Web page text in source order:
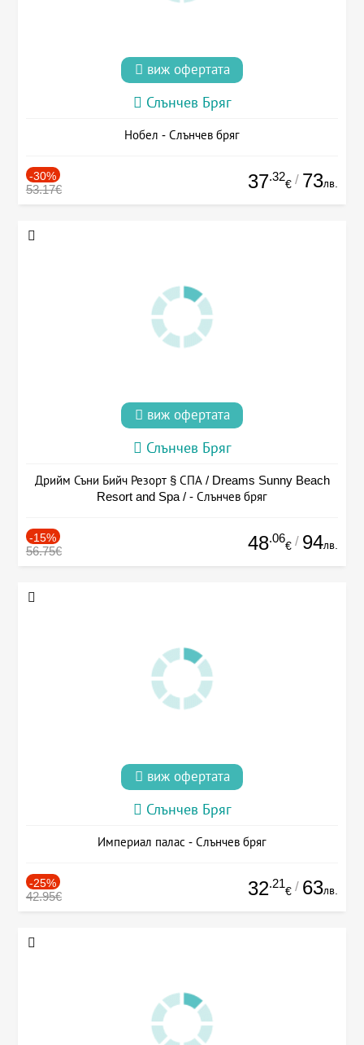
виж офертата
Слънчев Бряг
Нобел - Слънчев бряг
-30%
53.17€ 37.32
€ / 73лв.
виж офертата
Слънчев Бряг
Дрийм Съни Бийч Резорт § СПА / Dreams Sunny Beach
Resort and Spa / - Слънчев бряг
-15%
56.75€ 48.06
€ / 94лв.
виж офертата
Слънчев Бряг
Империал палас - Слънчев бряг
-25%
42.95€ 32.21
€ / 63лв.